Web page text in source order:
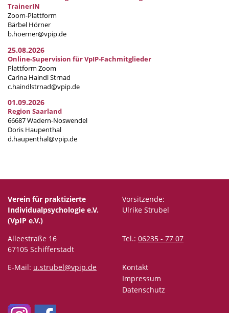
TrainerIN
Zoom-Plattform
Bärbel Hörner
b.hoerner@vpip.de
25.08.2026
Online-Supervision für VpIP-Fachmitglieder
Plattform Zoom
Carina Haindl Strnad
c.haindlstrnad@vpip.de
01.09.2026
Region Saarland
66687 Wadern-Noswendel
Doris Haupenthal
d.haupenthal@vpip.de
Verein für praktizierte
Individualpsychologie e.V.
(VpIP e.V.)
Vorsitzende:
Ulrike Strubel
Alleestraße 16
67105 Schifferstadt
Tel.: 06235 - 77 07
E-Mail: u.strubel@vpip.de
Kontakt
Impressum
Datenschutz